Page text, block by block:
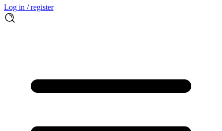
Log in / register